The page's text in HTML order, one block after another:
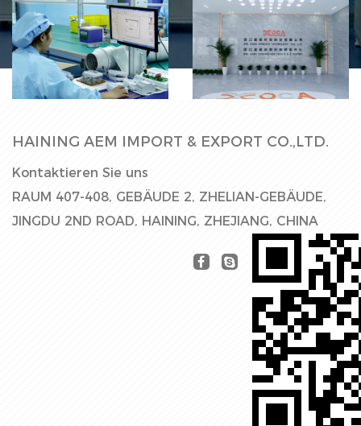
Fabrikhalle
HAINING AEM IMPORT & EXPORT CO.,LTD.
Kontaktieren Sie uns
RAUM 407-408, GEBÄUDE 2, ZHELIAN-GEBÄUDE,
JINGDU 2ND ROAD, HAINING, ZHEJIANG, CHINA